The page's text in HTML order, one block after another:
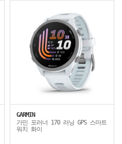
GARMIN
가민 포러너 170 러닝 GPS 스마트
워치 화이